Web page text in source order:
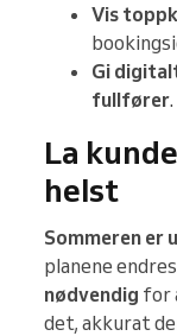
Vis
Gi
fullfører.
La
helst
Sommeren er
planene
nødvendig for
det, akkurat